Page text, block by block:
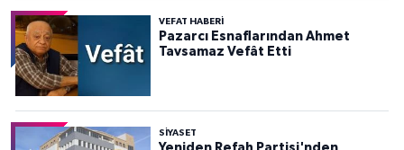
VEFAT HABERI
Pazarcı Esnaflarından Ahmet
Tavsamaz Vefât Etti
SIYASET